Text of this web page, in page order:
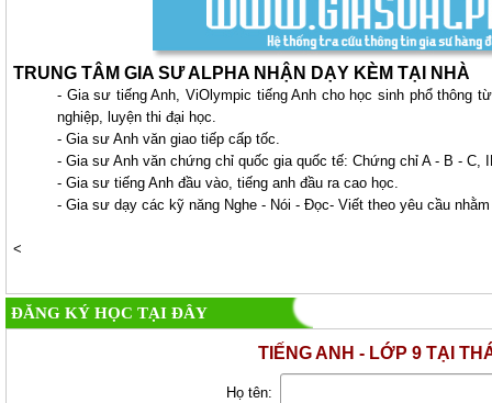
TRUNG TÂM GIA SƯ ALPHA NHẬN DẠY KÈM TẠI NHÀ
- Gia sư tiếng Anh, ViOlympic tiếng Anh cho học sinh phổ thông
nghiệp, luyện thi đại học.
- Gia sư Anh văn giao tiếp cấp tốc.
- Gia sư Anh văn chứng chỉ quốc gia quốc tế: Chứng chỉ A - B - C,
- Gia sư tiếng Anh đầu vào, tiếng anh đầu ra cao học.
- Gia sư dạy các kỹ năng Nghe - Nói - Đọc- Viết theo yêu cầu
<
ĐĂNG KÝ HỌC TẠI ĐÂY
TIẾNG ANH - LỚP 9 TẠI
Họ tên: